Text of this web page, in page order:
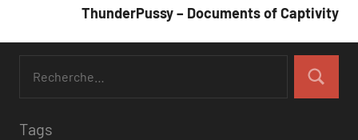
ThunderPussy – Documents of Captivity
Tags